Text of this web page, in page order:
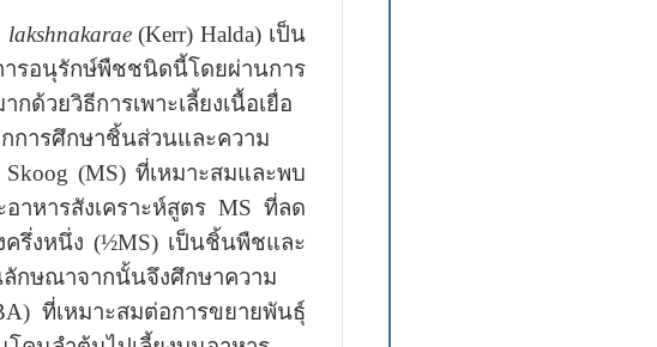
lakshnakarae(Kerr) Halda)เป็น
รอนุรักษ์พืชชนิดนี้โดยผ่านการ
วยวิธีการเพาะเลี้ยงเนื้อเยื่อ
การศึกษาชิ้นส่วนและความ
Skoog (MS) ที่เหมาะสมและพบ
หารสังเคราะห์สูตร MS ที่ลด
รึ่งหนึ่ง (½MS)เป็นชิ้นพืชและ
ลักษณาจากนั้นจึงศึกษาความ
ที่เหมาะสมต่อการขยายพันธุ์